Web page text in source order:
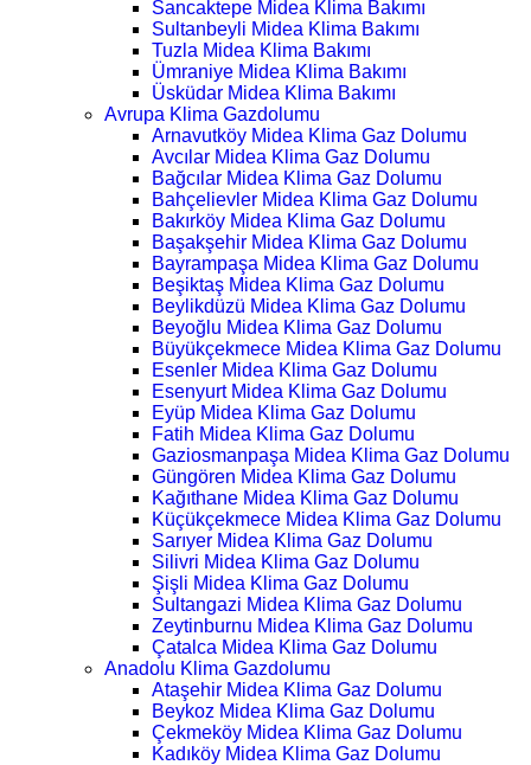
Sancaktepe Midea Klima Bakımı
Sultanbeyli Midea Klima Bakımı
Tuzla Midea Klima Bakımı
Ümraniye Midea Klima Bakımı
Üsküdar Midea Klima Bakımı
Avrupa Klima Gazdolumu
Arnavutköy Midea Klima Gaz Dolumu
Avcılar Midea Klima Gaz Dolumu
Bağcılar Midea Klima Gaz Dolumu
Bahçelievler Midea Klima Gaz Dolumu
Bakırköy Midea Klima Gaz Dolumu
Başakşehir Midea Klima Gaz Dolumu
Bayrampaşa Midea Klima Gaz Dolumu
Beşiktaş Midea Klima Gaz Dolumu
Beylikdüzü Midea Klima Gaz Dolumu
Beyoğlu Midea Klima Gaz Dolumu
Büyükçekmece Midea Klima Gaz Dolumu
Esenler Midea Klima Gaz Dolumu
Esenyurt Midea Klima Gaz Dolumu
Eyüp Midea Klima Gaz Dolumu
Fatih Midea Klima Gaz Dolumu
Gaziosmanpaşa Midea Klima Gaz Dolumu
Güngören Midea Klima Gaz Dolumu
Kağıthane Midea Klima Gaz Dolumu
Küçükçekmece Midea Klima Gaz Dolumu
Sarıyer Midea Klima Gaz Dolumu
Silivri Midea Klima Gaz Dolumu
Şişli Midea Klima Gaz Dolumu
Sultangazi Midea Klima Gaz Dolumu
Zeytinburnu Midea Klima Gaz Dolumu
Çatalca Midea Klima Gaz Dolumu
Anadolu Klima Gazdolumu
Ataşehir Midea Klima Gaz Dolumu
Beykoz Midea Klima Gaz Dolumu
Çekmeköy Midea Klima Gaz Dolumu
Kadıköy Midea Klima Gaz Dolumu